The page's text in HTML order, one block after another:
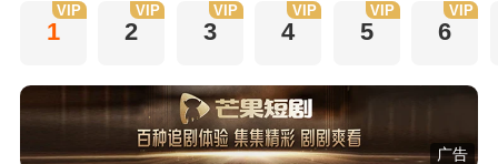
1
VIP
2
VIP
3
VIP
4
VIP
5
VIP
6
VIP
广告